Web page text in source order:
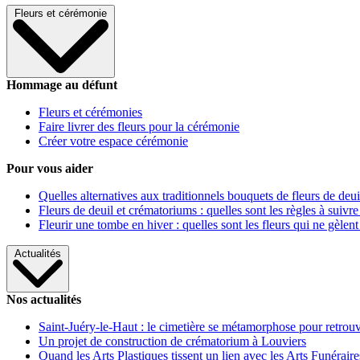
Fleurs et cérémonie
Hommage au défunt
Fleurs et cérémonies
Faire livrer des fleurs pour la cérémonie
Créer votre espace cérémonie
Pour vous aider
Quelles alternatives aux traditionnels bouquets de fleurs de
Fleurs de deuil et crématoriums : quelles sont les règles à
Fleurir une tombe en hiver : quelles sont les fleurs qui ne gèlent
Actualités
Nos actualités
Saint-Juéry-le-Haut : le cimetière se métamorphose pour
Un projet de construction de crématorium à Louviers
Quand les Arts Plastiques tissent un lien avec les Arts